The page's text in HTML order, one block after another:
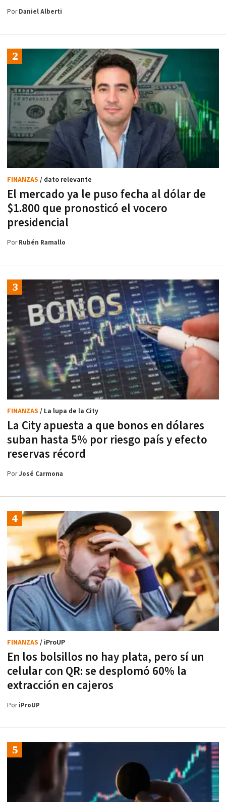
PorDaniel Alberti
El mercado ya le puso fecha al dólar de
$1.800 que pronosticó el vocero
presidencial
FINANZAS / dato relevante
PorRubén Ramallo
La City apuesta a que bonos en dólares
suban hasta 5% por riesgo país y efecto
reservas récord
FINANZAS / La lupa de la City
PorJosé Carmona
En los bolsillos no hay plata, pero sí un
celular con QR: se desplomó 60% la
extracción en cajeros
FINANZAS / iProUP
PoriProUP